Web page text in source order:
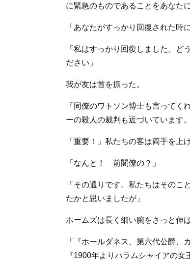
に緊急のものであることをあなた
「あなたがすっかり回復された
「私はすっかり回復しました。
ださい」
我が友は首を振った。
「同僚のワトソン博士も言って
ーの殺人の裁判も近づいています
「重要！」私たちの客は両手を上
「なんと！ 前閣僚の？」
「その通りです。私たちはその
たかと思いましたが」
ホームズは長く細い腕をさっと伸
「『ホールダネス、第六代公爵
『1900年よりハラムシャイアの